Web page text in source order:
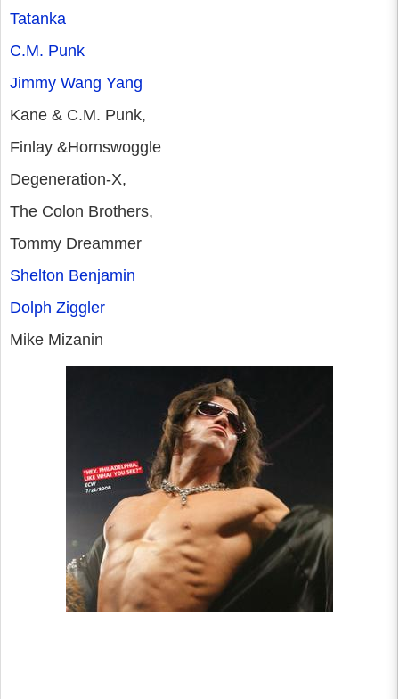
Tatanka
C.M. Punk
Jimmy Wang Yang
Kane & C.M. Punk,
Finlay &Hornswoggle
Degeneration-X,
The Colon Brothers,
Tommy Dreammer
Shelton Benjamin
Dolph Ziggler
Mike Mizanin